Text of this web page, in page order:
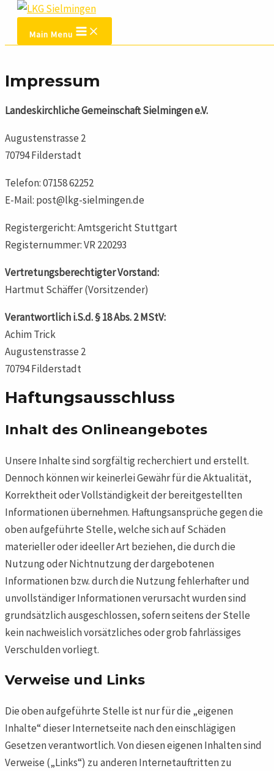
Zum Inhalt springen
Main Menu
Impressum
Landeskirchliche Gemeinschaft Sielmingen e.V.
Augustenstrasse 2
70794 Filderstadt
Telefon: 07158 62252
E-Mail: post@lkg-sielmingen.de
Registergericht: Amtsgericht Stuttgart
Registernummer: VR 220293
Vertretungsberechtigter Vorstand:
Hartmut Schäffer (Vorsitzender)
Verantwortlich i.S.d. § 18 Abs. 2 MStV:
Achim Trick
Augustenstrasse 2
70794 Filderstadt
Haftungsausschluss
Inhalt des Onlineangebotes
Unsere Inhalte sind sorgfältig recherchiert und erstellt.
Dennoch können wir keinerlei Gewähr für die Aktualität,
Korrektheit oder Vollständigkeit der bereitgestellten
Informationen übernehmen. Haftungsansprüche gegen die
oben aufgeführte Stelle, welche sich auf Schäden
materieller oder ideeller Art beziehen, die durch die
Nutzung oder Nichtnutzung der dargebotenen
Informationen bzw. durch die Nutzung fehlerhafter und
unvollständiger Informationen verursacht wurden sind
grundsätzlich ausgeschlossen, sofern seitens der Stelle
kein nachweislich vorsätzliches oder grob fahrlässiges
Verschulden vorliegt.
Verweise und Links
Die oben aufgeführte Stelle ist nur für die „eigenen
Inhalte“ dieser Internetseite nach den einschlägigen
Gesetzen verantwortlich. Von diesen eigenen Inhalten sind
Verweise („Links“) zu anderen Internetauftritten zu